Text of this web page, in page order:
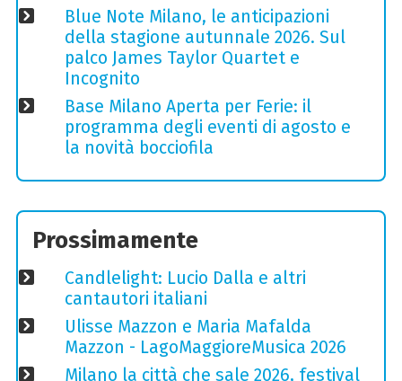
Blue Note Milano, le anticipazioni
della stagione autunnale 2026. Sul
palco James Taylor Quartet e
Incognito
Base Milano Aperta per Ferie: il
programma degli eventi di agosto e
la novità bocciofila
Prossimamente
Candlelight: Lucio Dalla e altri
cantautori italiani
Ulisse Mazzon e Maria Mafalda
Mazzon - LagoMaggioreMusica 2026
Milano la città che sale 2026, festival